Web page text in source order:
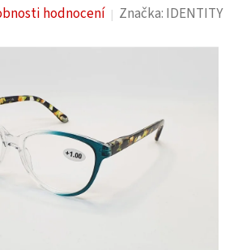
hodnocení Značka: IDENTITY